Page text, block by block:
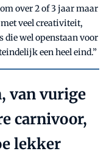
over 2 of 3 jaar maar
veel creativiteit,
die wel openstaan voor
een heel eind.”
van vurige
carnivoor,
lekker